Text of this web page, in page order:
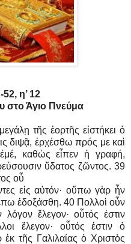
52, η’ 12
στο Άγιο Πνεύμα
τῆς ἑορτῆς εἱστήκει ὁ
διψᾷ, ἐρχέσθω πρός με καὶ
καθὼς εἶπεν ἡ γραφή,
ὕδατος ζῶντος. 39
οὗ
εἰς αὐτόν· οὔπω γὰρ ἦν
ἐδοξάσθη. 40 Πολλοὶ οὖν
ἔλεγον· οὗτός ἐστιν
ἔλεγον· οὗτός ἐστιν ὁ
ἐκ τῆς Γαλιλαίας ὁ Χριστὸς